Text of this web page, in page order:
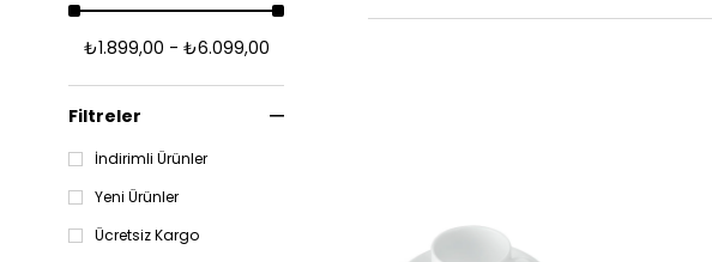
₺1.899,00 - ₺6.099,00
Filtreler
İndirimli Ürünler
Yeni Ürünler
Ücretsiz Kargo